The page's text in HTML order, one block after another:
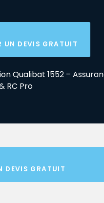
UN DEVIS GRATUIT
Qualibat 1552 –
RC Pro
DEVIS GRATUIT